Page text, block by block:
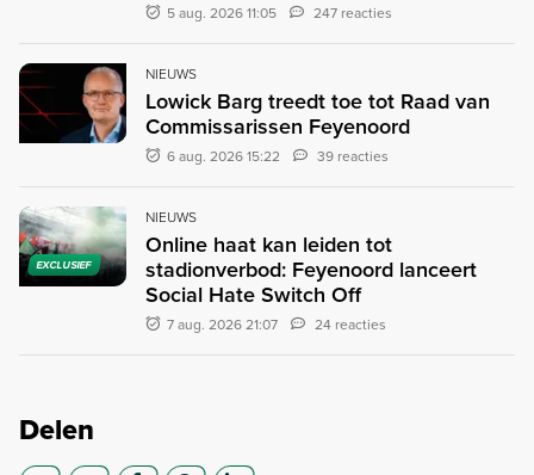
5 aug. 2026 11:05 247 reacties
NIEUWS
Lowick Barg treedt toe tot Raad van
Commissarissen Feyenoord
6 aug. 2026 15:22 39 reacties
EXCLUSIEF
NIEUWS
Online haat kan leiden tot
stadionverbod: Feyenoord lanceert
Social Hate Switch Off
7 aug. 2026 21:07 24 reacties
Delen